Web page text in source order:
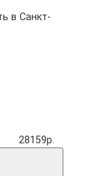
в Санкт-
28159р.